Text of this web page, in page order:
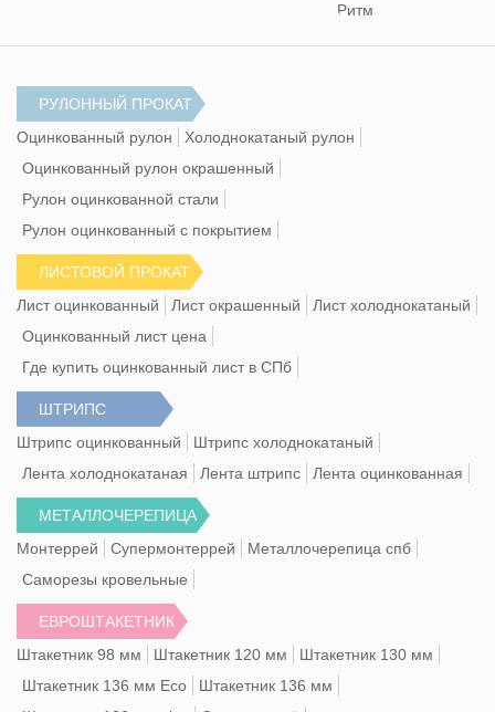
РУЛОННЫЙ ПРОКАТ
Оцинкованный рулон
Холоднокатаный рулон
Оцинкованный рулон окрашенный
Рулон оцинкованной стали
Рулон оцинкованный с покрытием
ЛИСТОВОЙ ПРОКАТ
Лист оцинкованный
Лист окрашенный
Лист холоднокатаный
Оцинкованный лист цена
Где купить оцинкованный лист в СПб
ШТРИПС
Штрипс оцинкованный
Штрипс холоднокатаный
Лента холоднокатаная
Лента штрипс Лента оцинкованная
МЕТАЛЛОЧЕРЕПИЦА
Монтеррей
Супермонтеррей
Металлочерепица спб
Саморезы кровельные
ЕВРОШТАКЕТНИК
Штакетник 98 мм
Штакетник 120 мм
Штакетник 130 мм
Штакетник 136 мм Eco
Штакетник 136 мм